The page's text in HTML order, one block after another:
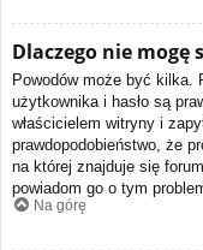
Dlaczego nie mogę
Powodów może być kilka.
użytkownika i hasło są
właścicielem witryny i
prawdopodobieństwo, że
na której znajduje się
powiadom go o tym
Na górę